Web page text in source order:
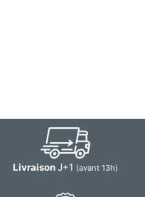
LivraisonJ+1 (avant 13h)